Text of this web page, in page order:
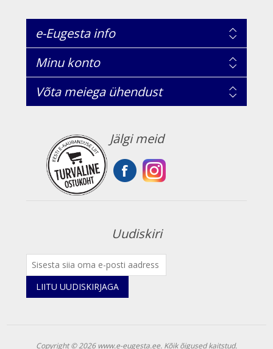
e-Eugesta info
Minu konto
Võta meiega ühendust
Jälgi meid
Uudiskiri
LIITU UUDISKIRJAGA
Copyright © 2026 www.e-eugesta.ee. Kõik õigused kaitstud.